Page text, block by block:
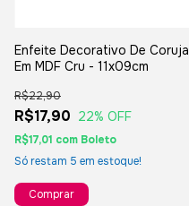
Enfeite Decorativo De Coruja
Em MDF Cru - 11x09cm
R$17,90
R$22,90
22% OFF
R$17,01 com Boleto
Só restam 5 em estoque!